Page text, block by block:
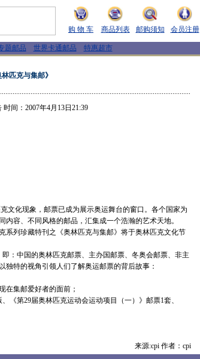
购 物 车 商品列表 邮购须知 会员注册
题邮品 世界卡通邮品 特惠超市
林匹克与集邮》
间：2007年4月13日21:39
文化现象，邮票已成为展示奥运舞台的窗口。各个国家为
容、不同风格的邮品，汇集成一个浩瀚的艺术天地。
系列珍藏特刊之《奥林匹克与集邮》将于奥林匹克文化节
：中国的奥林匹克邮票、主办国邮票、冬奥会邮票、非主
独特的视角引领人们了解奥运邮票的背后故事：
在集邮爱好者的面前；
《第29届奥林匹克运动会运动项目（一）》邮票1套、
来源:cpi 作者：cpi